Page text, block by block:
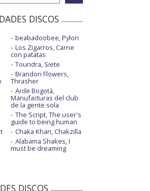
DISCOS
beabadoobee, Pylon
Los Zigarros, Carne
con patatas
Toundra, Siete
Brandon Flowers,
Thrasher
Arde Bogotá,
Manufacturas del club
de la gente sola
The Script, The user's
guide to being human
Chaka Khan, Chakzilla
Alabama Shakes, I
must be dreaming
DISCOS